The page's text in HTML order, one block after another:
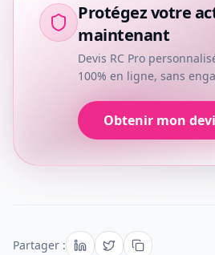
Protégez votre
maintenant
Devis RC Pro
100% en ligne, sans
Obtenir mon
Partager :